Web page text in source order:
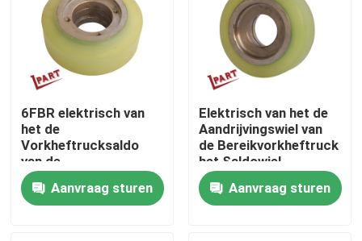
Thuis
Over ons
Contacten
6FBR elektrisch van
het de
Vorkheftrucksaldo
van de
Bereikvorkheftruck
Wiel 178x73x72mm
Aanvraag sturen
Elektrisch van het de
Aandrijvingswiel van
de Bereikvorkheftruck
het Saldowiel
178x73x72mm
Aanvraag sturen